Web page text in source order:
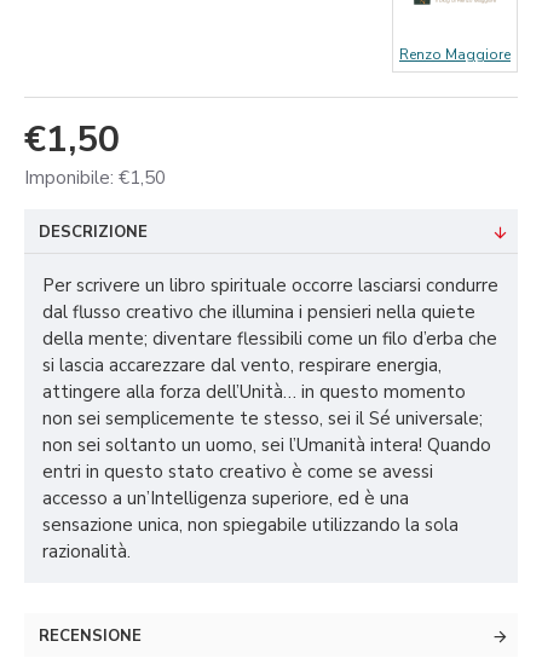
€1,50
Imponibile: €1,50
Renzo Maggiore
DESCRIZIONE
Per scrivere un libro spirituale occorre lasciarsi condurre
dal flusso creativo che illumina i pensieri nella quiete
della mente; diventare flessibili come un filo d’erba che
si lascia accarezzare dal vento, respirare energia,
attingere alla forza dell’Unità… in questo momento
non sei semplicemente te stesso, sei il Sé universale;
non sei soltanto un uomo, sei l’Umanità intera! Quando
entri in questo stato creativo è come se avessi
accesso a un’Intelligenza superiore, ed è una
sensazione unica, non spiegabile utilizzando la sola
razionalità.
RECENSIONE